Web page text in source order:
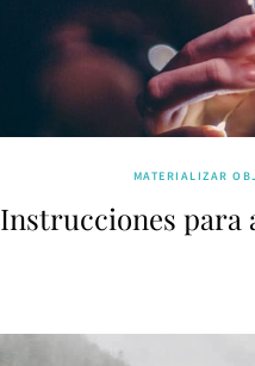
MATERIALIZAR
Instrucciones para